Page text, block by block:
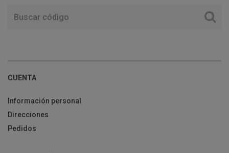
CUENTA
Información personal
Direcciones
Pedidos